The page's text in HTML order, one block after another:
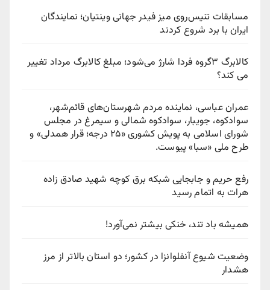
مسابقات تنیس‌روی میز فیدر جهانی وینتیان؛ نمایندگان
ایران با برد شروع کردند
کالابرگ ۳گروه فردا شارژ می‌شود؛ مبلغ کالابرگ مرداد تغییر
می کند؟
عمران عباسی، نماینده مردم شهرستان‌های قائم‌شهر،
سوادكوه، جویبار، سوادكوه شمالی و سیمرغ در مجلس
شورای اسلامی به پویش كشوری «۲۵ درجه؛ قرار همدلی» و
طرح ملی «سبا» پیوست.
رفع حریم و جابجایی شبکه برق کوچه شهید صادق زاده
هرات به اتمام رسید
همیشه باد تند، خنکی بیشتر نمی‌آورد!
وضعیت شیوع آنفلوانزا در کشور؛ دو استان بالاتر از مرز
هشدار